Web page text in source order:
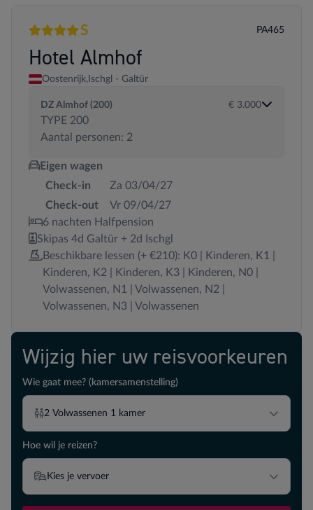
4 sterrenSuperior
S PA465
Hotel Almhof
Oostenrijk, Ischgl - Galtür
DZ Almhof (200)
TYPE 200
Aantal personen: 2
€ 3.000
Eigen wagen
Check-in
Za 03/04/27
Check-out
Vr 09/04/27
6 nachten Halfpension
Skipas 4d Galtür + 2d Ischgl
Beschikbare lessen (+ €210): K0 | Kinderen, K1 |
Kinderen, K2 | Kinderen, K3 | Kinderen, N0 |
Volwassenen, N1 | Volwassenen, N2 |
Volwassenen, N3 | Volwassenen
Wijzig hier uw reisvoorkeuren
Wie gaat mee? (kamersamenstelling)
2 Volwassenen 1 kamer
Hoe wil je reizen?
Kies je vervoer